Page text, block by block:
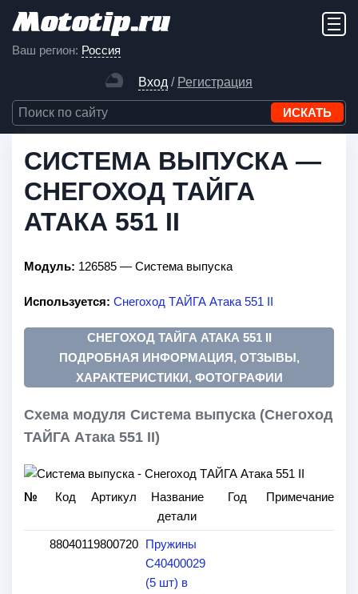
Ваш регион: Россия
Вход / Регистрация
СИСТЕМА ВЫПУСКА —
СНЕГОХОД ТАЙГА
АТАКА 551 II
Модуль: 126585 — Система выпуска
Используется: Снегоход ТАЙГА Атака 551 II
СНЕГОХОД ТАЙГА АТАКА 551 II
ПОДРОБНАЯ ИНФОРМАЦИЯ, ОТЗЫВЫ,
ХАРАКТЕРИСТИКИ, ФОТОГРАФИИ
Схема модуля Система выпуска (Снегоход
ТАЙГА Атака 551 II)
№ Код Артикул
Название
детали
Год Примечание
88040119800720 Пружины
С40400029
(5 шт) в